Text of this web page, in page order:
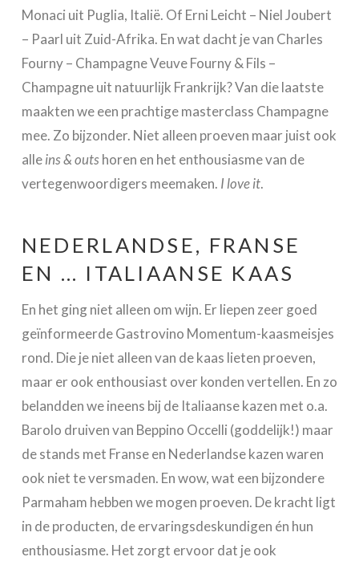
Monaci uit Puglia, Italië. Of Erni Leicht – Niel Joubert
– Paarl uit Zuid-Afrika. En wat dacht je van Charles
Fourny – Champagne Veuve Fourny & Fils –
Champagne uit natuurlijk Frankrijk? Van die laatste
maakten we een prachtige masterclass Champagne
mee. Zo bijzonder. Niet alleen proeven maar juist ook
alleins & outshoren en het enthousiasme van de
vertegenwoordigers meemaken. I love it.
NEDERLANDSE, FRANSE
EN … ITALIAANSE KAAS
En het ging niet alleen om wijn. Er liepen zeer goed
geïnformeerde Gastrovino Momentum-kaasmeisjes
rond. Die je niet alleen van de kaas lieten proeven,
maar er ook enthousiast over konden vertellen. En zo
belandden we ineens bij de Italiaanse kazen met o.a.
Barolo druiven van Beppino Occelli (goddelijk!) maar
de stands met Franse en Nederlandse kazen waren
ook niet te versmaden. En wow, wat een bijzondere
Parmaham hebben we mogen proeven. De kracht ligt
in de producten, de ervaringsdeskundigen én hun
enthousiasme. Het zorgt ervoor dat je ook